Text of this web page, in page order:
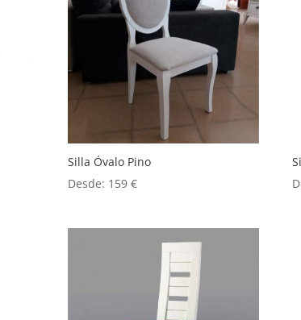
Silla Óvalo Pino
Desde: 159€